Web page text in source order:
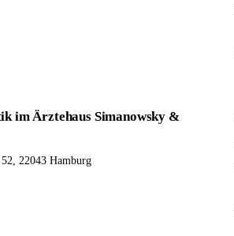
im Ärztehaus Simanowsky &
22043 Hamburg